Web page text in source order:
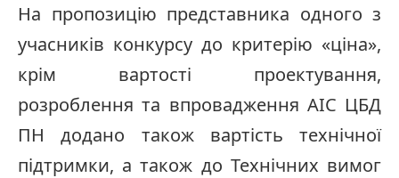
На пропозицію представника одного з
учасників конкурсу до критерію «ціна»,
крім вартості проектування,
розроблення та впровадження АІС ЦБД
ПН додано також вартість технічної
підтримки, а також до Технічних вимог